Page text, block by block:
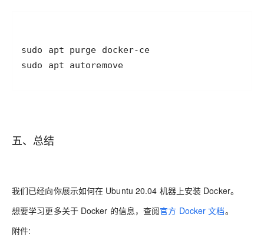
sudo apt autoremove
五、总结
我们已经向你展示如何在 Ubuntu 20.04 机器上安装 Docker。
想要学习更多关于 Docker 的信息，查阅官方 Docker 文档。
附件: